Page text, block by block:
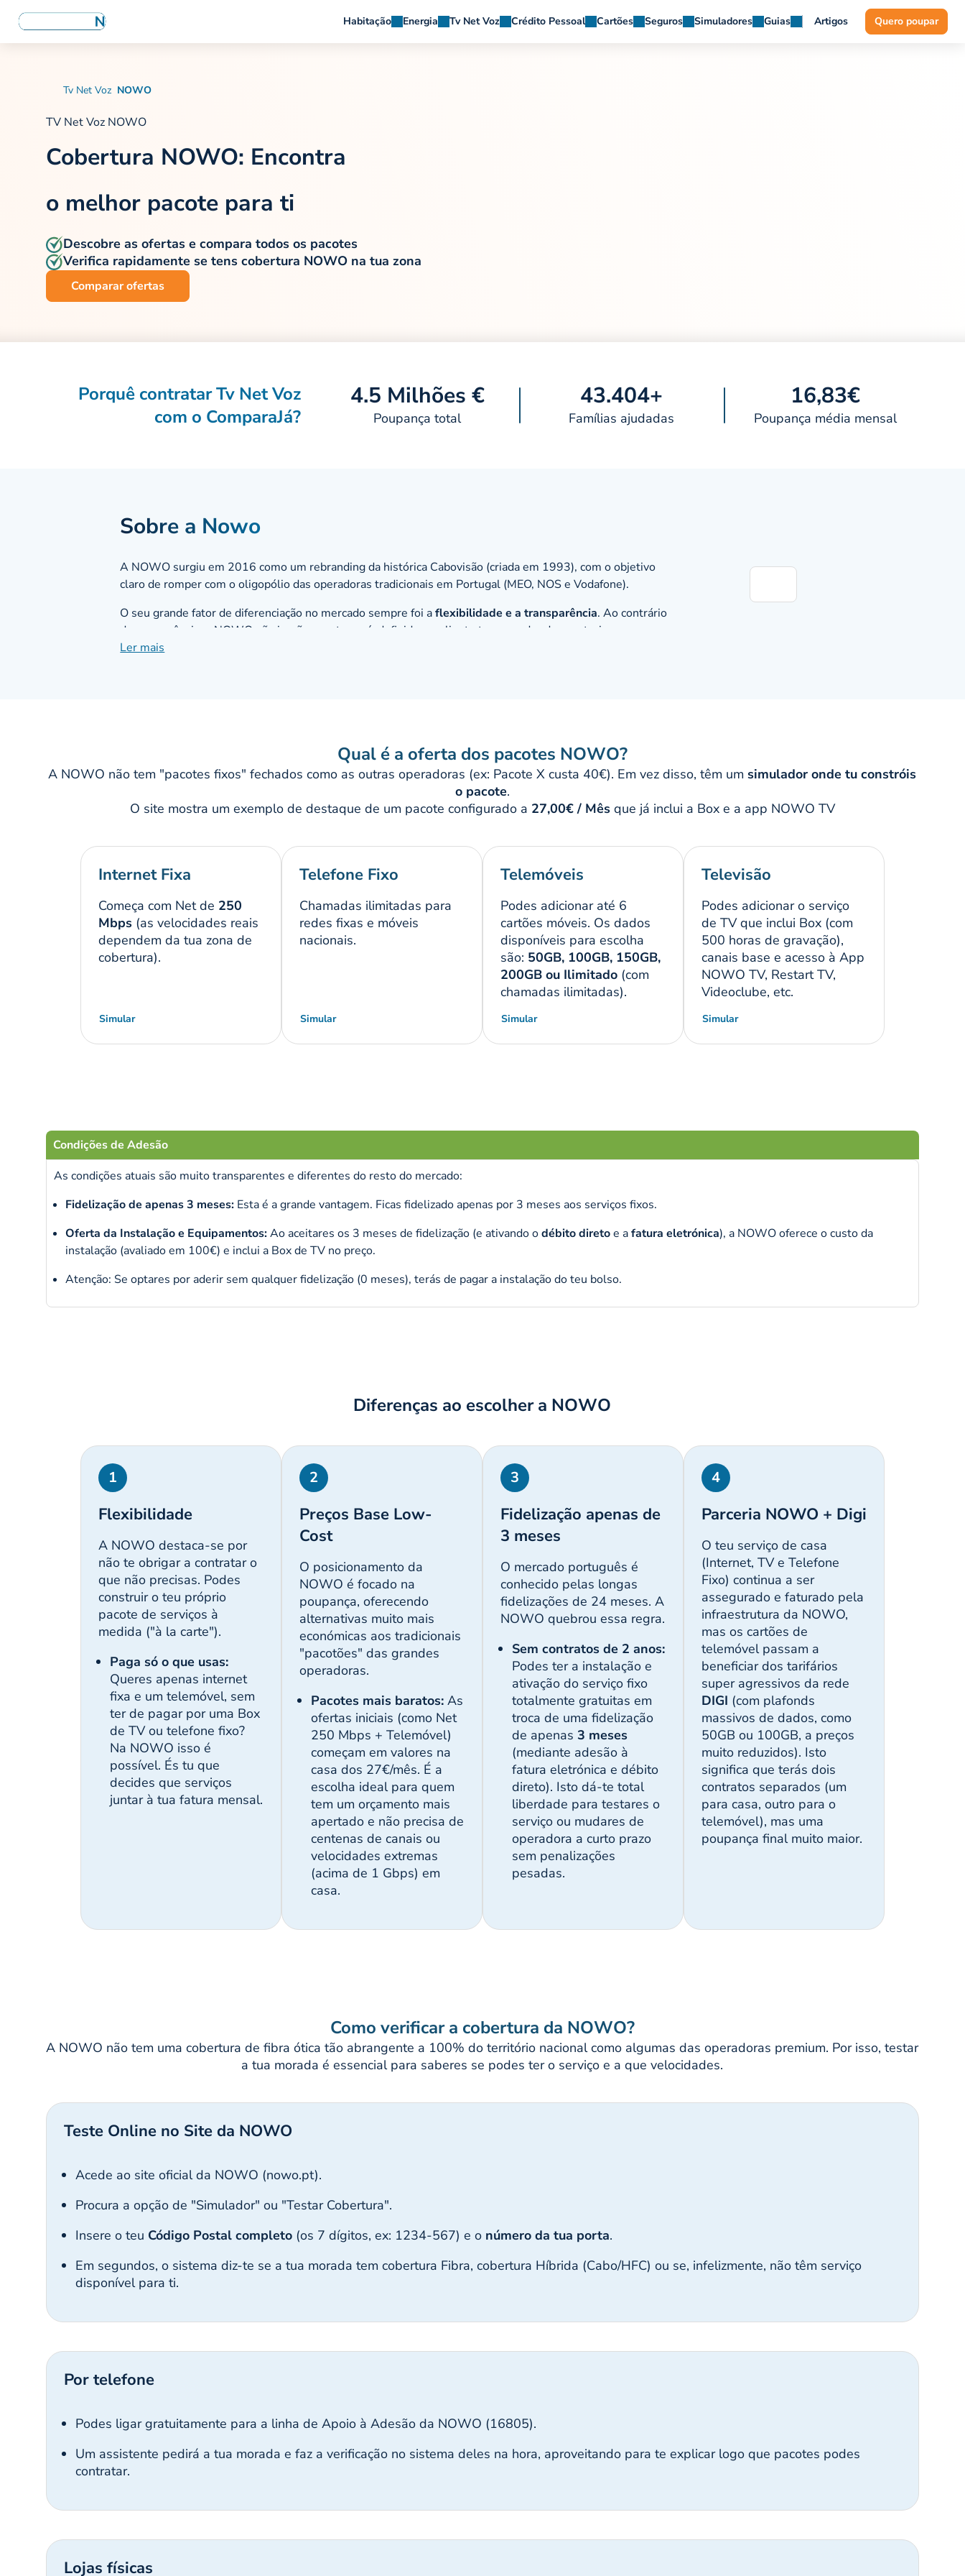
Habitação Energia Tv Net Voz Crédito Pessoal Cartões Seguros Simuladores Guias Artigos Quero poupar
Tv Net Voz NOWO
TV Net Voz NOWO
Cobertura NOWO: Encontra
o melhor pacote para ti
Descobre as ofertas e compara todos os pacotes
Verifica rapidamente se tens cobertura NOWO na tua zona
Comparar ofertas
Porquê contratar Tv Net Voz
com o ComparaJá?
4.5 Milhões €
Poupança total
43.404+
Famílias ajudadas
16,83€
Poupança média mensal
Sobre a Nowo
A NOWO surgiu em 2016 como um rebrandingda histórica Cabovisão (criada em 1993), com o objetivo
claro de romper com o oligopólio das operadoras tradicionais em Portugal (MEO, NOS e Vodafone).
O seu grande fator de diferenciação no mercado sempre foi aflexibilidade e a transparência. Ao contrário
da concorrência, a NOWO não impõe pacotes pré-definidos: o cliente tem o poder de construir o seu
próprio pacote de serviços (Internet fixa, TV, Telefone e Móvel) como se de um puzzle se tratasse, pagando
alcança centenas de milhares de casas em território nacional.
Num marco decisivo para o seu futuro,a NOWO foi recentemente adquirida pelo grupo de
. Esta união veio reforçar ainda mais o posicionamento irreverente e
marca no mercado português. Atualmente, os clientes beneficiam do melhor de dois mundos: a
tarifários de telemóvel altamente competitivos e com grandes volumes de dados.
Ler mais
Qual é a oferta dos pacotes NOWO?
A NOWO não tem "pacotes fixos" fechados como as outras operadoras (ex: Pacote X custa 40€). Em vez disso, têm um simulador onde tu constróis
o pacote.
O site mostra um exemplo de destaque de um pacote configurado a 27,00€ / Mêsque já inclui a Box e a app NOWO TV
Internet Fixa
Começa com Net de 250
Mbps (as velocidades reais
dependem da tua zona de
cobertura).
Simular
Telefone Fixo
Chamadas ilimitadas para
redes fixas e móveis
nacionais.
Simular
Telemóveis
Podes adicionar até 6
cartões móveis. Os dados
disponíveis para escolha
são: 50GB, 100GB, 150GB,
200GB ou Ilimitado(com
chamadas ilimitadas).
Simular
Televisão
Podes adicionar o serviço
de TV que inclui Box (com
500 horas de gravação),
canais base e acesso à App
NOWO TV, Restart TV,
Videoclube, etc.
Simular
Condições de Adesão
As condições atuais são muito transparentes e diferentes do resto do mercado:
Fidelização de apenas 3 meses: Esta é a grande vantagem. Ficas fidelizado apenas por 3 meses aos serviços fixos.
Oferta da Instalação e Equipamentos:Ao aceitares os 3 meses de fidelização (e ativando odébito diretoe afatura eletrónica), a NOWO oferece o custo da
instalação (avaliado em 100€) e inclui a Box de TV no preço.
Atenção: Se optares por aderir sem qualquer fidelização (0 meses), terás de pagar a instalação do teu bolso.
Diferenças ao escolher a NOWO
1
Flexibilidade
A NOWO destaca-se por
não te obrigar a contratar o
que não precisas. Podes
construir o teu próprio
pacote de serviços à
medida ("à la carte").
Paga só o que usas:
Queres apenas internet
fixa e um telemóvel, sem
ter de pagar por uma Box
de TV ou telefone fixo?
Na NOWO isso é
possível. És tu que
decides que serviços
juntar à tua fatura mensal.
2
Preços Base Low-
Cost
O posicionamento da
NOWO é focado na
poupança, oferecendo
alternativas muito mais
económicas aos tradicionais
"pacotões" das grandes
operadoras.
Pacotes mais baratos:As
ofertas iniciais (como Net
250 Mbps + Telemóvel)
começam em valores na
casa dos 27€/mês. É a
escolha ideal para quem
tem um orçamento mais
apertado e não precisa de
centenas de canais ou
velocidades extremas
(acima de 1 Gbps) em
casa.
3
Fidelização apenas de
3 meses
O mercado português é
conhecido pelas longas
fidelizações de 24 meses. A
NOWO quebrou essa regra.
Sem contratos de 2 anos:
Podes ter a instalação e
ativação do serviço fixo
totalmente gratuitas em
troca de uma fidelização
de apenas 3 meses
(mediante adesão à
fatura eletrónica e débito
direto). Isto dá-te total
liberdade para testares o
serviço ou mudares de
operadora a curto prazo
sem penalizações
pesadas.
4
Parceria NOWO + Digi
O teu serviço de casa
(Internet, TV e Telefone
Fixo) continua a ser
assegurado e faturado pela
infraestrutura da NOWO,
mas os cartões de
telemóvel passam a
beneficiar dos tarifários
super agressivos da rede
DIGI (com plafonds
massivos de dados, como
50GB ou 100GB, a preços
muito reduzidos). Isto
significa que terás dois
contratos separados (um
para casa, outro para o
telemóvel), mas uma
poupança final muito maior.
Como verificar a cobertura da NOWO?
A NOWO não tem uma cobertura de fibra ótica tão abrangente a 100% do território nacional como algumas das operadoras premium. Por isso, testar
a tua morada é essencial para saberes se podes ter o serviço e a que velocidades.
Teste Online no Site da NOWO
Acede ao site oficial da NOWO (nowo.pt).
Procura a opção de "Simulador" ou "Testar Cobertura".
Insere o teu Código Postal completo (os 7 dígitos, ex: 1234-567) e o número da tua porta.
Em segundos, o sistema diz-te se a tua morada tem cobertura Fibra, cobertura Híbrida (Cabo/HFC) ou se, infelizmente, não têm serviço
disponível para ti.
Por telefone
Podes ligar gratuitamente para a linha de Apoio à Adesão da NOWO (16805).
Um assistente pedirá a tua morada e faz a verificação no sistema deles na hora, aproveitando para te explicar logo que pacotes podes
contratar.
Lojas físicas